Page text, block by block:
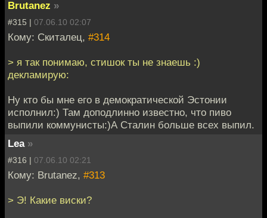
Brutanez »
#315 | 07.06.10 02:07
Кому: Скиталец, #314
> я так понимаю, стишок ты не знаешь :)
декламирую:
Ну кто бы мне его в демократической Эстонии
исполнил:) Там доподлинно известно, что пиво
выпили коммунисты:)А Сталин больше всех выпил.
Lea »
#316 | 07.06.10 02:21
Кому: Brutanez, #313
> Э! Какие виски?